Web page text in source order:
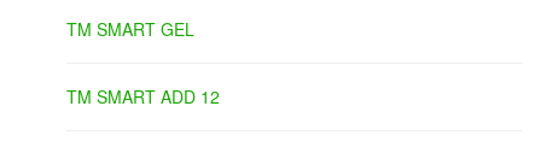
TM SMART GEL
TM SMART ADD 12